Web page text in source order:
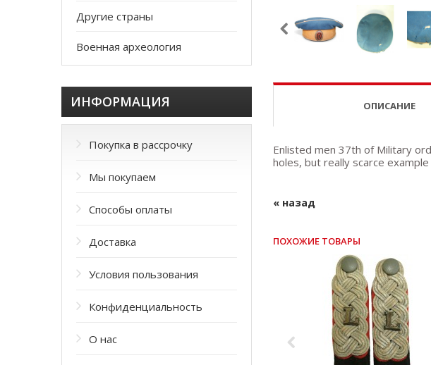
ОПИСАНИЕ
Enlisted men 37th of Military
holes, but really scarce
« назад
ПОХОЖИЕ ТОВАРЫ
Другие страны
Военная археология
ИНФОРМАЦИЯ
Покупка в рассрочку
Мы покупаем
Способы оплаты
Доставка
Условия пользования
Конфиденциальность
О нас